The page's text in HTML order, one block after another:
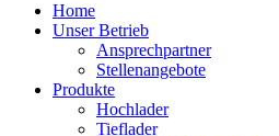
Home
Unser Betrieb
Ansprechpartner
Stellenangebote
Produkte
Hochlader
Tieflader